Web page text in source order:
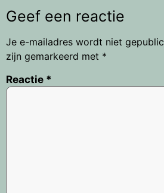
Geef een reactie
Je e-mailadres wordt niet
zijn gemarkeerd met *
Reactie *